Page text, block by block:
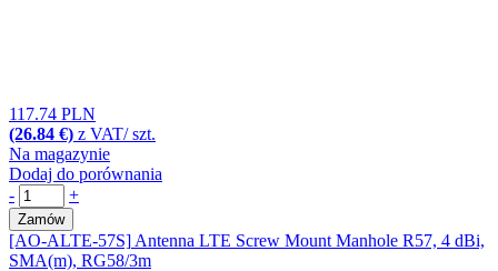
117.74 PLN
(26.84 €) z VAT/ szt.
Na magazynie
Dodaj do porównania
-
+
Zamów
[AO-ALTE-57S] Antenna LTE Screw Mount Manhole R57, 4 dBi,
SMA(m), RG58/3m